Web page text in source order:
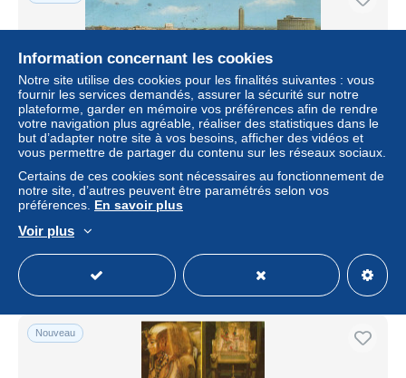
Egypt Cairo Nile River Cityscape Architecture Panoramic
View #PBH861
Particulier
Nouveau
Information concernant les cookies
Notre site utilise des cookies pour les finalités suivantes : vous
fournir les services demandés, assurer la sécurité sur notre
plateforme, garder en mémoire vos préférences afin de rendre
votre navigation plus agréable, réaliser des statistiques dans le
but d’adapter notre site à vos besoins, afficher des vidéos et
vous permettre de partager du contenu sur les réseaux sociaux.
Certains de ces cookies sont nécessaires au fonctionnement de
notre site, d’autres peuvent être paramétrés selon vos
préférences. En savoir plus
Voir plus